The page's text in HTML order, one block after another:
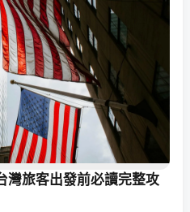
旅客出發前必讀完整攻